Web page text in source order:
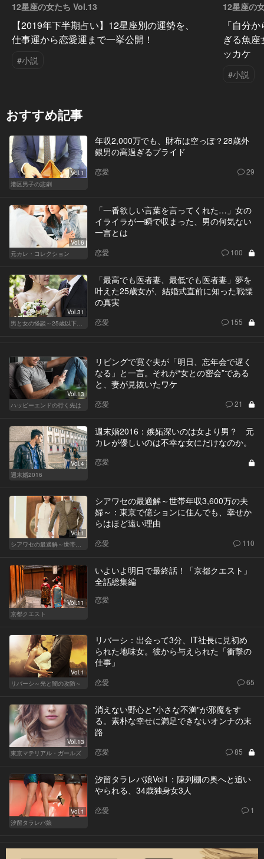
12星座の女たち Vol.13
【2019年下半期占い】12星座別の運勢を、
仕事運から恋愛運まで一挙公開！
#小説
12星座の
「自分
ぎる魚座
ッカケ
#小説
おすすめ記事
Vol.1
港区男子の悲劇
年収2,000万でも、財布は空っぽ？28歳外
銀男の高過ぎるプライド
恋愛 29
Vol.6
元カレ・コレクション
「一番欲しい言葉を言ってくれた…」女の
イライラが一瞬で収まった、男の何気ない
一言とは
恋愛 100
Vol.31
男と女の怪談～25歳以下閲覧禁止～
「最高でも医者妻、最低でも医者妻」夢を
叶えた25歳女が、結婚式直前に知った戦慄
の真実
恋愛 155
Vol.13
ハッピーエンドの行く先は
リビングで寛ぐ夫が「明日、忘年会で遅く
なる」と一言。それが“女との密会”である
と、妻が見抜いたワケ
恋愛 21
Vol.4
週末婚2016
週末婚2016：嫉妬深いのは女より男？ 元
カレが優しいのは不幸な女にだけなのか。
恋愛
Vol.1
シアワセの最適解～世帯年収3,600万の夫婦～
シアワセの最適解～世帯年収3,600万の夫
婦～：東京で億ションに住んでも、幸せか
らはほど遠い理由
恋愛 110
Vol.11
京都クエスト
いよいよ明日で最終話！「京都クエスト」
全話総集編
恋愛
Vol.1
リバーシ～光と闇の攻防～
リバーシ：出会って3分、IT社長に見初め
られた地味女。彼から与えられた「衝撃の
仕事」
恋愛 65
Vol.13
東京マテリアル・ガールズ
消えない野心と"小さな不満"が邪魔をす
る。素朴な幸せに満足できないオンナの末
路
恋愛 85
Vol.1
汐留タラレバ娘
汐留タラレバ娘Vol1：陳列棚の奥へと追い
やられる、34歳独身女3人
恋愛 1